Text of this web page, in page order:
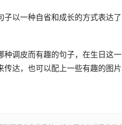
子以一种自省和成长的方式表达
种调皮而有趣的句子，在生日这
传达，也可以配上一些有趣的图